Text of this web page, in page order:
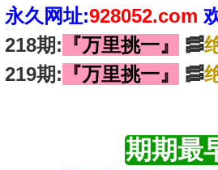
永久网址:928052.com
218期: 『万里挑一』 🥓
219期: 『万里挑一』 🥓
期期最